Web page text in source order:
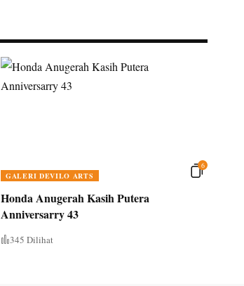
6
GALERI DEVILO ARTS
Honda Anugerah Kasih Putera
Anniversarry 43
345 Dilihat